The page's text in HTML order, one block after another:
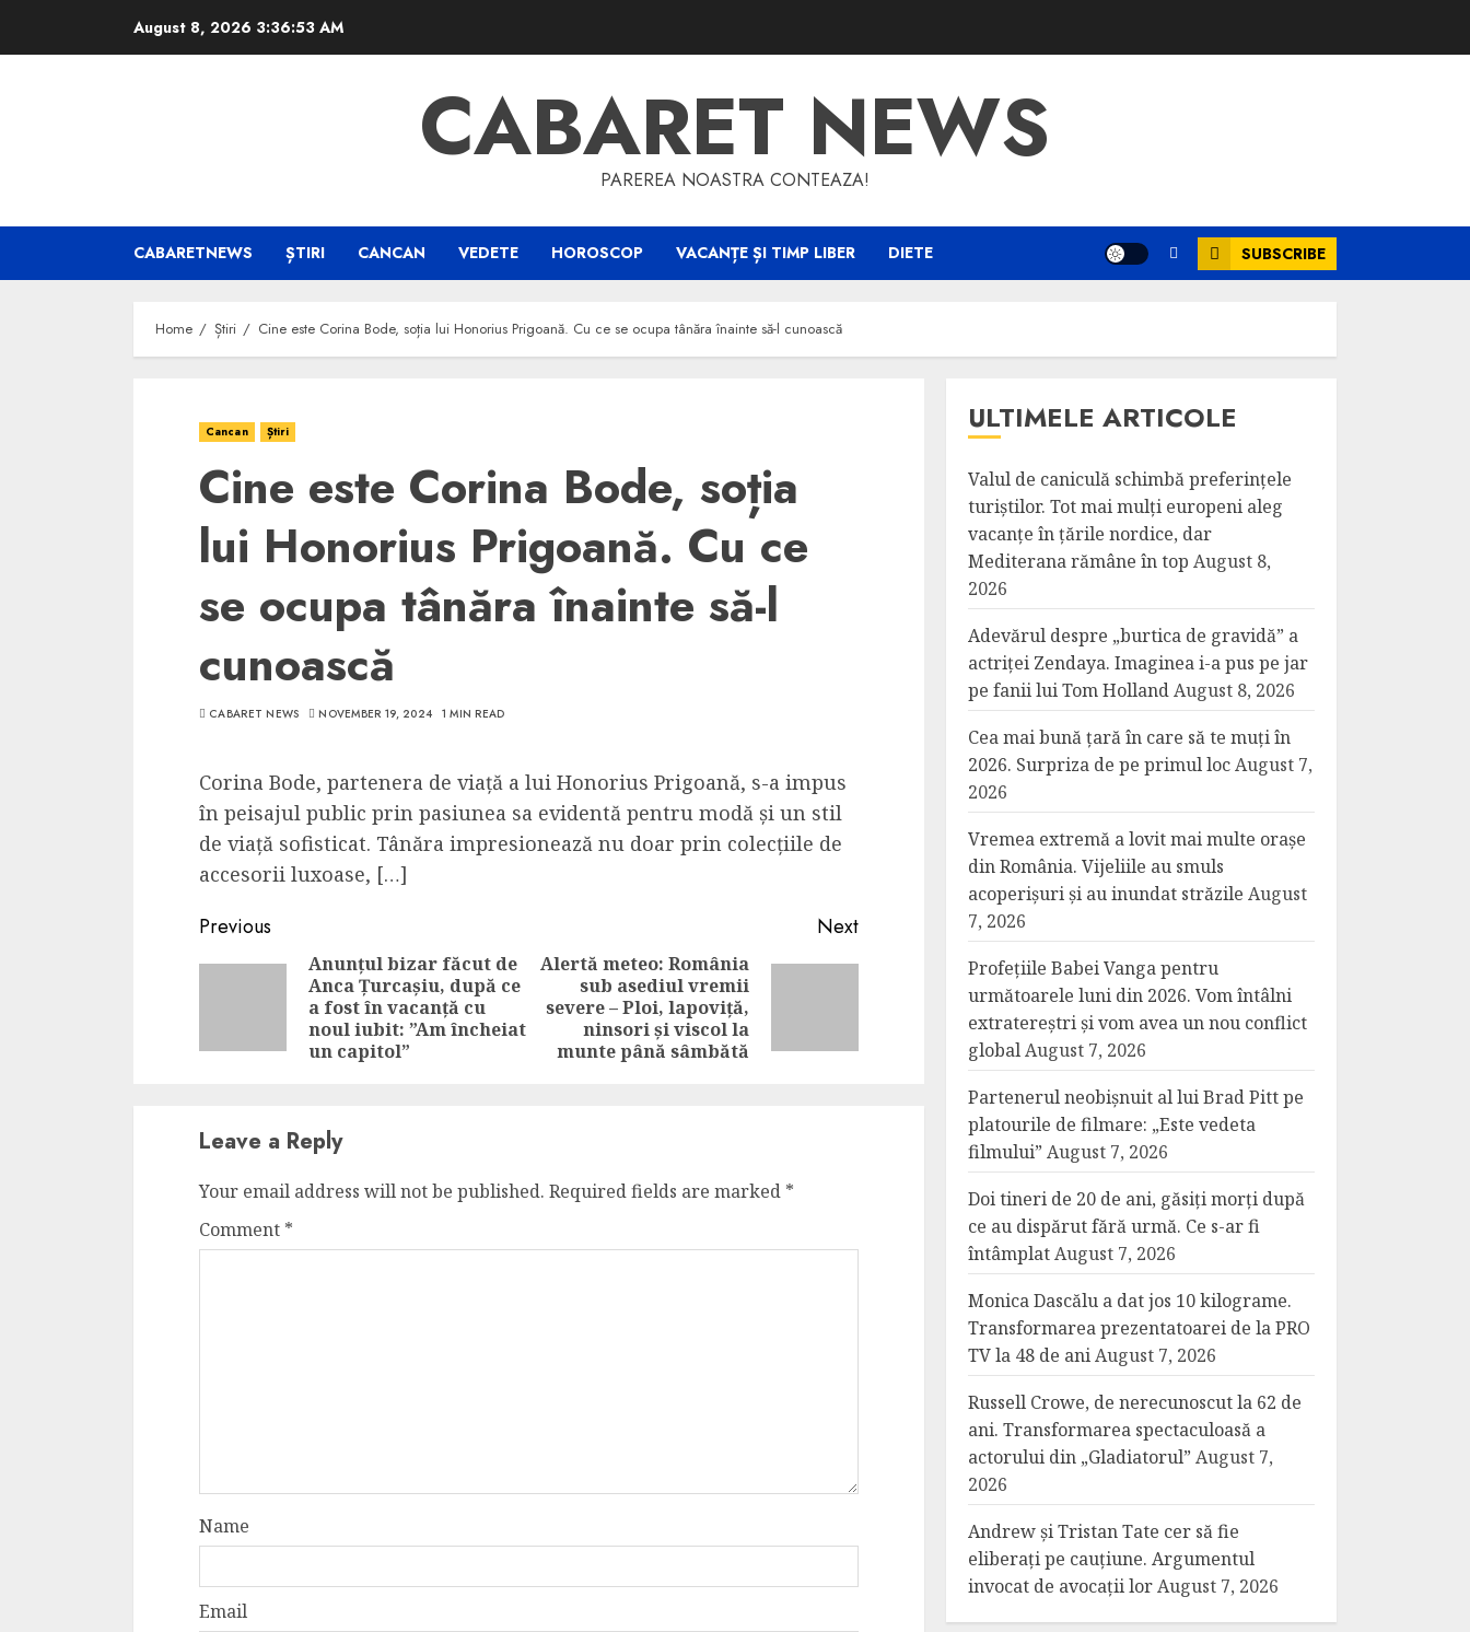
August 8, 2026 3:36:54 AM
CABARET NEWS
PAREREA NOASTRA CONTEAZA!
CABARETNEWS ȘTIRI CANCAN VEDETE HOROSCOP VACANȚE ȘI TIMP LIBER DIETE SUBSCRIBE
Home Știri Cine este Corina Bode, soția lui Honorius Prigoană. Cu ce se ocupa tânăra înainte să-l cunoască
Cancan Știri
Cine este Corina Bode, soția
lui Honorius Prigoană. Cu ce
se ocupa tânăra înainte să-l
cunoască
CABARET NEWS NOVEMBER 19, 2024 1 MIN READ
Corina Bode, partenera de viață a lui Honorius Prigoană, s-a impus
în peisajul public prin pasiunea sa evidentă pentru modă și un stil
de viață sofisticat. Tânăra impresionează nu doar prin colecțiile de
accesorii luxoase, […]
Continue
Reading
Previous
Previous
Anunțul bizar făcut de
Anca Țurcașiu, după ce
a fost în vacanță cu
noul iubit: ”Am încheiat
un capitol”
Next
Next
Alertă meteo: România
sub asediul vremii
severe – Ploi, lapoviță,
ninsori și viscol la
munte până sâmbătă
Leave a Reply
Your email address will not be published. Required fields are marked *
Comment *
Name
Email
ULTIMELE ARTICOLE
Valul de caniculă schimbă preferințele
turiștilor. Tot mai mulți europeni aleg
vacanțe în țările nordice, dar
Mediterana rămâne în top August 8,
2026
Adevărul despre „burtica de gravidă” a
actriței Zendaya. Imaginea i-a pus pe jar
pe fanii lui Tom HollandAugust 8, 2026
Cea mai bună țară în care să te muți în
2026. Surpriza de pe primul locAugust 7,
2026
Vremea extremă a lovit mai multe orașe
din România. Vijeliile au smuls
acoperișuri și au inundat străzile August
7, 2026
Profețiile Babei Vanga pentru
următoarele luni din 2026. Vom întâlni
extratereștri și vom avea un nou conflict
globalAugust 7, 2026
Partenerul neobișnuit al lui Brad Pitt pe
platourile de filmare: „Este vedeta
filmului” August 7, 2026
Doi tineri de 20 de ani, găsiți morți după
ce au dispărut fără urmă. Ce s-ar fi
întâmplatAugust 7, 2026
Monica Dascălu a dat jos 10 kilograme.
Transformarea prezentatoarei de la PRO
TV la 48 de aniAugust 7, 2026
Russell Crowe, de nerecunoscut la 62 de
ani. Transformarea spectaculoasă a
actorului din „Gladiatorul” August 7,
2026
Andrew și Tristan Tate cer să fie
eliberați pe cauțiune. Argumentul
invocat de avocații lorAugust 7, 2026